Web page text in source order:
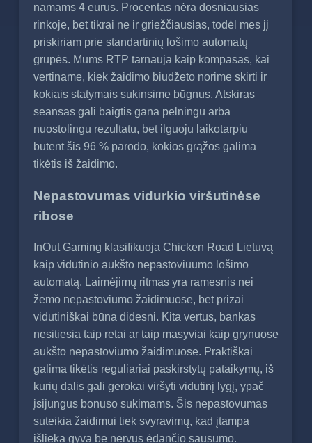
namams 4 eurus. Procentas nėra dosniausias
rinkoje, bet tikrai ne ir griežčiausias, todėl mes jį
priskiriam prie standartinių lošimo automatų
grupės. Mums RTP tarnauja kaip kompasas, kai
vertiname, kiek žaidimo biudžeto norime skirti ir
kokiais statymais sukinsime būgnus. Atskiras
seansas gali baigtis gana pelningu arba
nuostolingu rezultatu, bet ilguoju laikotarpiu
būtent šis 96 % parodo, kokios grąžos galima
tikėtis iš žaidimo.
Nepastovumas vidurkio viršutinėse
ribose
InOut Gaming klasifikuoja Chicken Road Lietuvą
kaip vidutinio aukšto nepastoviuumo lošimo
automatą. Laimėjimų ritmas yra ramesnis nei
žemo nepastoviumo žaidimuose, bet prizai
vidutiniškai būna didesni. Kita vertus, bankas
nesitiesia taip retai ar taip masyviai kaip grynuose
aukšto nepastoviumo žaidimuose. Praktiškai
galima tikėtis reguliariai paskirstytų pataikymų, iš
kurių dalis gali gerokai viršyti vidutinį lygį, ypač
įsijungus bonuso sukimams. Šis nepastovumas
suteikia žaidimui tiek svyravimų, kad įtampa
išlieka gyva be nervus ėdančio sausumo.